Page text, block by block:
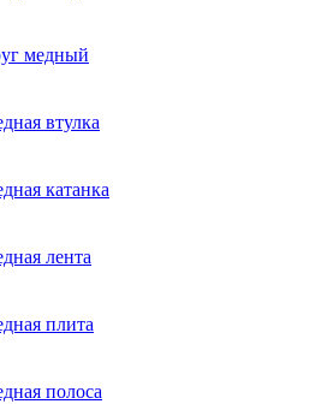
медный
втулка
катанка
лента
плита
полоса